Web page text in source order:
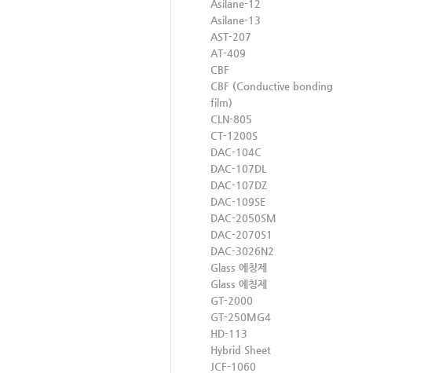
Asilane-12
Asilane-13
AST-207
AT-409
CBF
CBF (Conductive bonding
film)
CLN-805
CT-1200S
DAC-104C
DAC-107DL
DAC-107DZ
DAC-109SE
DAC-2050SM
DAC-2070S1
DAC-3026N2
Glass 에칭제
Glass 에칭제
GT-2000
GT-250MG4
HD-113
Hybrid Sheet
JCF-1060